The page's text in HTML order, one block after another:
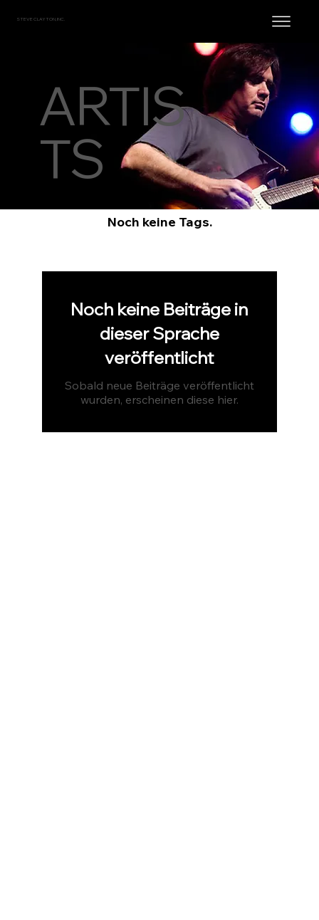
STEVE CLAYTON, INC.
ARTIS
TS
Noch keine Tags.
Noch keine Beiträge in
dieser Sprache
veröffentlicht
Sobald neue Beiträge veröffentlicht
wurden, erscheinen diese hier.